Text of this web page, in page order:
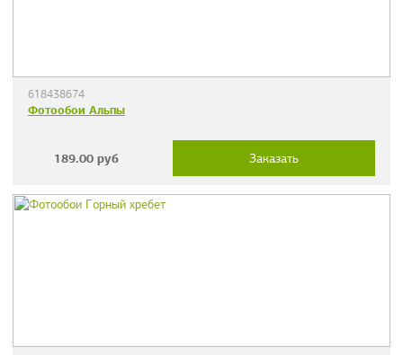
618438674
Фотообои Альпы
189.00 руб Заказать